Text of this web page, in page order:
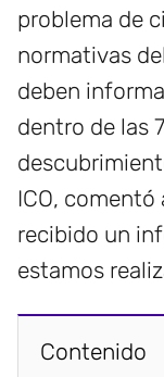
problema de
normativas
deben
dentro de las
ICO, comentó
recibido un
estamos
Contenido